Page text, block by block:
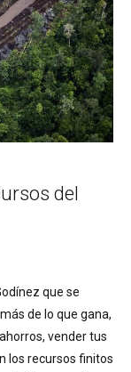
del
que se
de lo que gana,
vender tus
los recursos finitos